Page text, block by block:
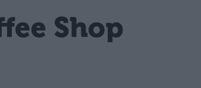
Shop